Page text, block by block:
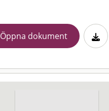
Öppna dokument